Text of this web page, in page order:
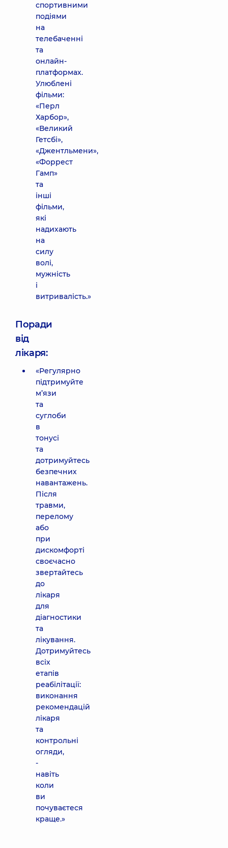
спортивними
подіями
на
телебаченні
та
онлайн-
платформах.
Улюблені
фільми:
«Перл
Харбор»,
«Великий
Гетсбі»,
«Джентльмени»,
«Форрест
Гамп»
та
інші
фільми,
які
надихають
на
силу
волі,
мужність
і
витривалість.»
Поради
від
лікаря:
«Регулярно
підтримуйте
м’язи
та
суглоби
в
тонусі
та
дотримуйтесь
безпечних
навантажень.
Після
травми,
перелому
або
при
дискомфорті
своєчасно
звертайтесь
до
лікаря
для
діагностики
та
лікування.
Дотримуйтесь
всіх
етапів
реабілітації:
виконання
рекомендацій
лікаря
та
контрольні
огляди,
-
навіть
коли
ви
почуваєтеся
краще.»